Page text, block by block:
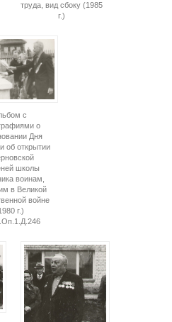
труда, вид сбоку (1985
г.)
с
о
Дня
об открытии
школы
воинам,
в Великой
войне
г.)